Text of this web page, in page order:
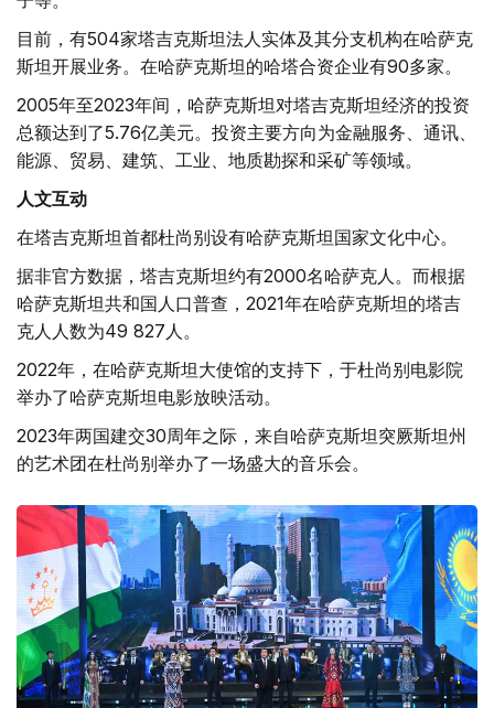
目前，有504家塔吉克斯坦法人实体及其分支机构在哈萨克
斯坦开展业务。在哈萨克斯坦的哈塔合资企业有90多家。
2005年至2023年间，哈萨克斯坦对塔吉克斯坦经济的投资
总额达到了5.76亿美元。投资主要方向为金融服务、通讯、
能源、贸易、建筑、工业、地质勘探和采矿等领域。
人文互动
在塔吉克斯坦首都杜尚别设有哈萨克斯坦国家文化中心。
据非官方数据，塔吉克斯坦约有2000名哈萨克人。而根据
哈萨克斯坦共和国人口普查，2021年在哈萨克斯坦的塔吉
克人人数为49 827人。
2022年，在哈萨克斯坦大使馆的支持下，于杜尚别电影院
举办了哈萨克斯坦电影放映活动。
2023年两国建交30周年之际，来自哈萨克斯坦突厥斯坦州
的艺术团在杜尚别举办了一场盛大的音乐会。